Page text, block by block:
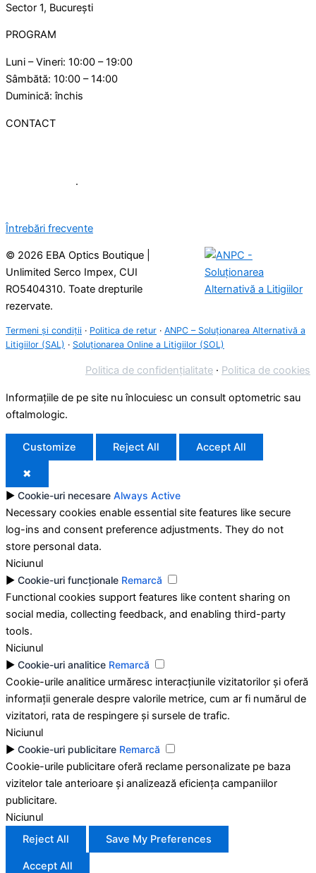
Sector 1, București
PROGRAM
Luni – Vineri: 10:00 – 19:00
Sâmbătă: 10:00 – 14:00
Duminică: închis
CONTACT
·
Întrebări frecvente
© 2026 EBA Optics Boutique |
Unlimited Serco Impex, CUI
RO5404310. Toate drepturile
rezervate.
Termeni și condiții · Politica de retur · ANPC – Soluționarea Alternativă a
Litigiilor (SAL) · Soluționarea Online a Litigiilor (SOL)
Politica de confidențialitate · Politica de cookies
Informațiile de pe site nu înlocuiesc un consult optometric sau
oftalmologic.
Customize Reject All Accept All
✖
► Cookie-uri necesare Always Active
Necessary cookies enable essential site features like secure
log-ins and consent preference adjustments. They do not
store personal data.
Niciunul
► Cookie-uri funcționale Remarcă
Functional cookies support features like content sharing on
social media, collecting feedback, and enabling third-party
tools.
Niciunul
► Cookie-uri analitice Remarcă
Cookie-urile analitice urmăresc interacțiunile vizitatorilor și oferă
informații generale despre valorile metrice, cum ar fi numărul de
vizitatori, rata de respingere și sursele de trafic.
Niciunul
► Cookie-uri publicitare Remarcă
Cookie-urile publicitare oferă reclame personalizate pe baza
vizitelor tale anterioare și analizează eficiența campaniilor
publicitare.
Niciunul
Reject All
Save My Preferences
Accept All